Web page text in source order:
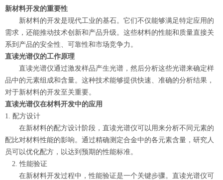
新材料开发的重要性
新材料的开发是现代工业的基石。它们不仅能够满足特定应用的
需求，还能推动技术创新和产品升级。这些材料的性能和质量直接关
系到产品的安全性、可靠性和市场竞争力。
直读光谱仪的工作原理
直读光谱仪通过激发样品产生光谱，然后分析这些光谱来确定样
品中的元素组成和含量。这种技术能够提供快速、准确的分析结果，
对于新材料的开发至关重要。
直读光谱仪在材料开发中的应用
1. 配方设计
在新材料的配方设计阶段，直读光谱仪可以用来分析不同元素的
配比对材料性能的影响。通过精确测定合金中的各元素含量，研究人
员可以优化配方，以达到预期的性能标准。
2. 性能验证
在新材料开发过程中，性能验证是一个关键步骤。直读光谱仪可